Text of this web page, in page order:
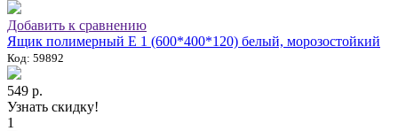
Добавить к сравнению
Ящик полимерный E 1 (600*400*120) белый, морозостойкий
Код: 59892
549 р.
Узнать скидку!
1